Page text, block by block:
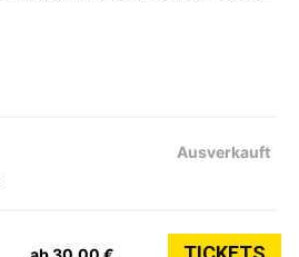
Ausverkauft